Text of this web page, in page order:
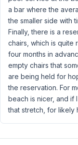
a bar where the
the smaller side with
Finally, there is a
chairs, which is quite
four months in
empty chairs that
are being held for
the reservation. For
beach is nicer, and if
that stretch, for likely